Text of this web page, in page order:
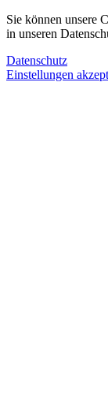
Sie können unsere
in unseren
Datenschutz
Einstellungen